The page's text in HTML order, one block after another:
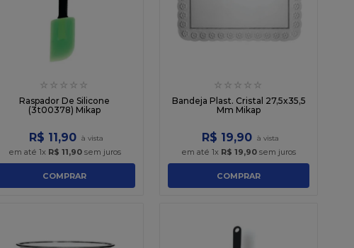
☆ ☆ ☆ ☆ ☆
Raspador De Silicone
(3t00378) Mikap
R$ 11 ,90
em até 1x R$ 11,90sem juros
COMPRAR
☆ ☆ ☆ ☆ ☆
Bandeja Plast. Cristal 27,5x35,5
Mm Mikap
R$ 19,90
em até 1x R$ 19,90 sem juros
COMPRAR